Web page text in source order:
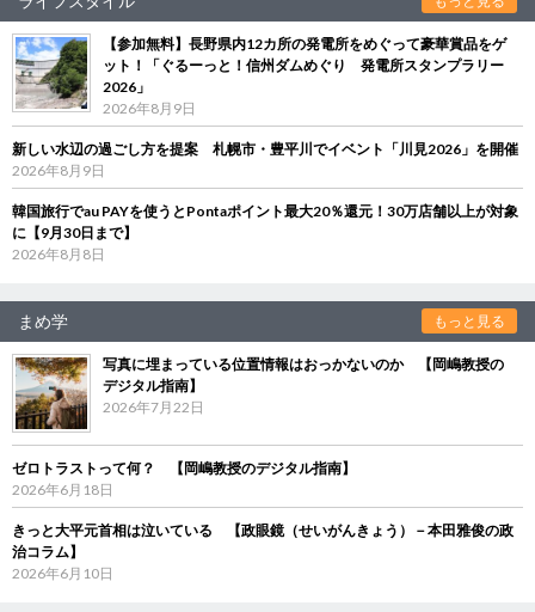
【参加無料】長野県内12カ所の発電所をめぐって豪華賞品をゲ
ット！「ぐるーっと！信州ダムめぐり 発電所スタンプラリー
2026」
2026年8月9日
新しい水辺の過ごし方を提案 札幌市・豊平川でイベント「川見2026」を開催
2026年8月9日
韓国旅行でau PAYを使うとPontaポイント最大20％還元！30万店舗以上が対象
に【9月30日まで】
2026年8月8日
まめ学 もっと見る
写真に埋まっている位置情報はおっかないのか 【岡嶋教授の
デジタル指南】
2026年7月22日
ゼロトラストって何？ 【岡嶋教授のデジタル指南】
2026年6月18日
きっと大平元首相は泣いている 【政眼鏡（せいがんきょう）－本田雅俊の政
治コラム】
2026年6月10日